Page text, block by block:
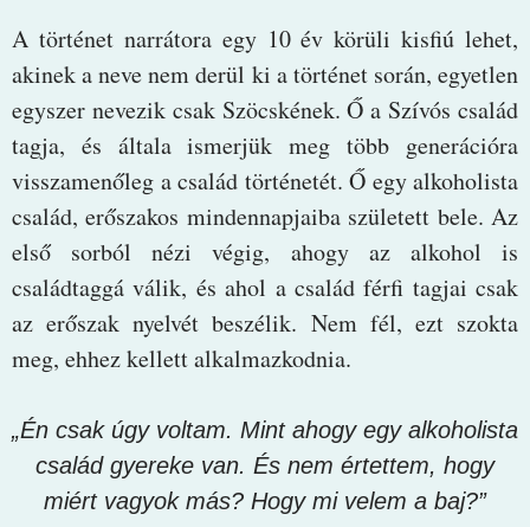
A történet narrátora egy 10 év körüli kisfiú lehet,
akinek a neve nem derül ki a történet során, egyetlen
egyszer nevezik csak Szöcskének. Ő a Szívós család
tagja, és általa ismerjük meg több generációra
visszamenőleg a család történetét. Ő egy alkoholista
család, erőszakos mindennapjaiba született bele. Az
első sorból nézi végig, ahogy az alkohol is
családtaggá válik, és ahol a család férfi tagjai csak
az erőszak nyelvét beszélik. Nem fél, ezt szokta
meg, ehhez kellett alkalmazkodnia.
„Én csak úgy voltam. Mint ahogy egy alkoholista
család gyereke van. És nem értettem, hogy
miért vagyok más? Hogy mi velem a baj?”